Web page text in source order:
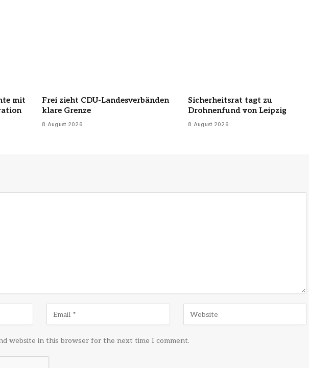
mit
Frei zieht CDU-Landesverbänden
klare Grenze
8 August 2026
Sicherheitsrat tagt zu
Drohnenfund von Leipzig
8 August 2026
website in this browser for the next time I comment.